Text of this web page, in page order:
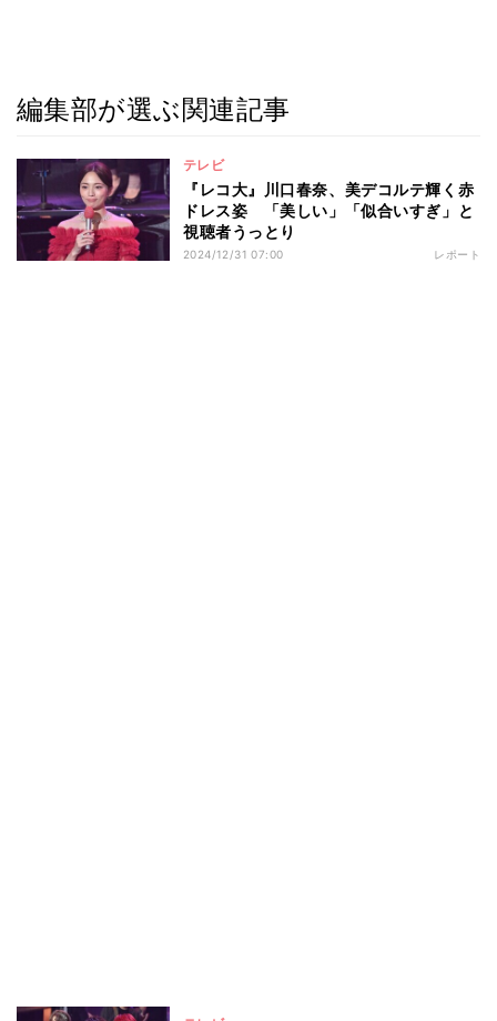
編集部が選ぶ関連記事
テレビ
『レコ大』川口春奈、美デコルテ輝く赤
ドレス姿 「美しい」「似合いすぎ」と
視聴者うっとり
2024/12/31 07:00 レポート